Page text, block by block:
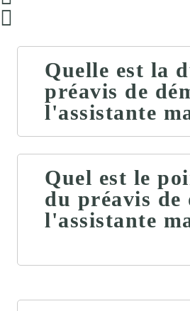
Quelle est la
préavis de
l'assistante
Quel est le
du préavis de
l'assistante